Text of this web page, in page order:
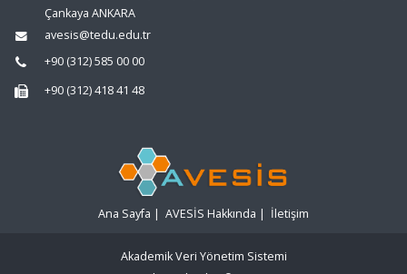
Çankaya ANKARA
avesis@tedu.edu.tr
+90 (312) 585 00 00
+90 (312) 418 41 48
Ana Sayfa | AVESİS Hakkında | İletişim
Akademik Veri Yönetim Sistemi